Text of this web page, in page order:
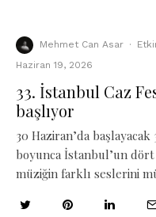
Mehmet Can Asar ·
Haziran 19, 2026
33. İstanbul Caz
başlıyor
30 Haziran’da
boyunca İstanbul’un dört
müziğin farklı seslerini